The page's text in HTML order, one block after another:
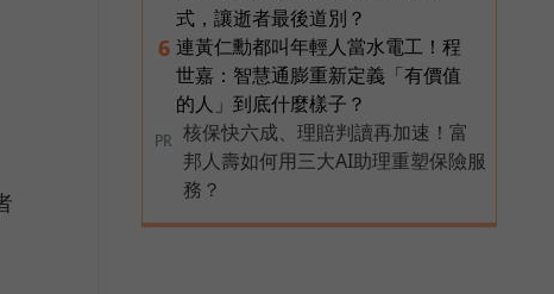
式，讓逝者最後道別？
6 連黃仁勳都叫年輕人當水電工！程
世嘉：智慧通膨重新定義「有價值
的人」到底什麼樣子？
PR
核保快六成、理賠判讀再加速！富
邦人壽如何用三大AI助理重塑保險服
務？